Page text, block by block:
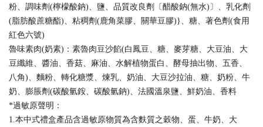
粉、調味劑(檸檬酸鈉)、鹽、品質改良劑〔醋酸鈉(無水)〕、乳化劑
(脂肪酸蔗糖酯)、粘稠劑(鹿角菜膠、關華豆膠)}、糖、著色劑(食用
紅色六號)
魯味素肉(奶素)：素魯肉豆沙餡(白鳳豆、糖、麥芽糖、大豆油、大
豆纖維、醬油、香菇、麻油、水解植物蛋白、酵母抽出物、五香、
八角)、麵粉、轉化糖漿、煉乳、奶油、大豆沙拉油、糖、奶粉、牛
奶、膨脹劑(碳酸氫銨、碳酸氫鈉)、法國溫泉鹽、鮮奶油、香料
*過敏原聲明：
1.本中式禮盒產品含過敏原物質為含麩質之穀物、蛋、牛奶、大